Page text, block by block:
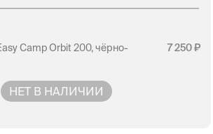
Camp Orbit 200, чёрно-
7 250
НЕТ В НАЛИЧИИ